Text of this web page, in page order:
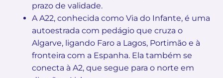
prazo de validade.
A A22, conhecida como Via do Infante, é uma
autoestrada com pedágio que cruza o
Algarve, ligando Faro a Lagos, Portimão e à
fronteira com a Espanha. Ela também se
conecta à A2, que segue para o norte em